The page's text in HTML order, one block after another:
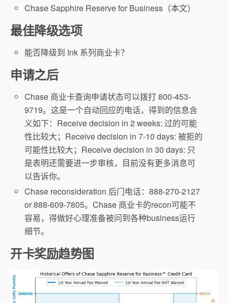
Chase Sapphire Reserve for Business（本文）
最佳降级选项
能否降级到 Ink 系列商业卡？
申请之后
Chase 商业卡查询申请状态可以拨打 800-453-
9719。这是一个自动回应的电话，得到的信息含
义如下：Receive decision in 2 weeks: 过的可能
性比较大；Receive decision in 7-10 days: 被拒的
可能性比较大；Receive decision in 30 days: 只
是表明还需要进一步审核，目前没有更多消息可
以告诉你。
Chase reconsideration 后门电话：888-270-2127
or 888-609-7805。Chase 商业卡的recon可能不
容易，得做好心理准备被问到各种business运行
细节。
开卡奖励趋势图